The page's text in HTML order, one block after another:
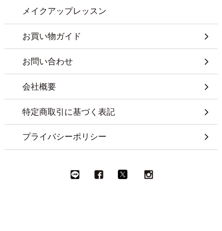
メイクアップレッスン
お買い物ガイド
お問い合わせ
会社概要
特定商取引に基づく表記
プライバシーポリシー